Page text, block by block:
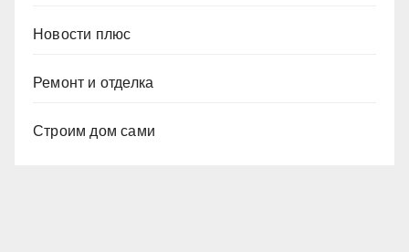
Новости плюс
Ремонт и отделка
Строим дом сами